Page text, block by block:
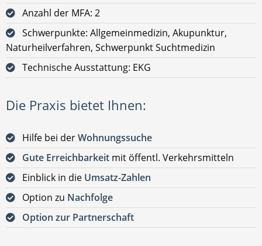
Anzahl der MFA: 2
Schwerpunkte: Allgemeinmedizin, Akupunktur,
Naturheilverfahren, Schwerpunkt Suchtmedizin
Technische Ausstattung: EKG
Die Praxis bietet Ihnen:
Hilfe bei derWohnungssuche
Gute Erreichbarkeit mit öffentl. Verkehrsmitteln
Einblick in die Umsatz-Zahlen
Option zu Nachfolge
Option zur Partnerschaft